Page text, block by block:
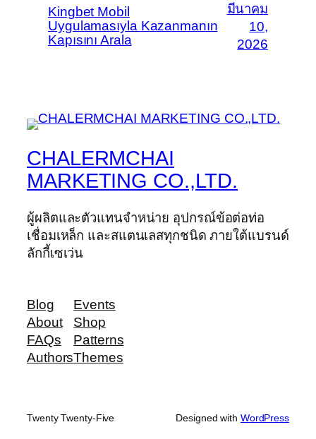
Kingbet Mobil
Uygulamasıyla Kazanmanın
Kapısını Arala
มีนาคม
10,
2026
CHALERMCHAI
MARKETING CO.,LTD.
ผู้ผลิตและตัวแทนจำหน่าย อุปกรณ์ข้อต่อท่อ
เชื่อมเหล็ก และสแตนเลสทุกชนิด ภายใต้แบรนด์
ลักกี้เซเว่น
Blog
About
FAQs
Authors
Events
Shop
Patterns
Themes
Twenty Twenty-Five Designed with WordPress